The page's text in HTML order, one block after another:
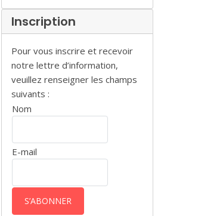
Inscription
Pour vous inscrire et recevoir
notre lettre d’information,
veuillez renseigner les champs
suivants :
Nom
E-mail